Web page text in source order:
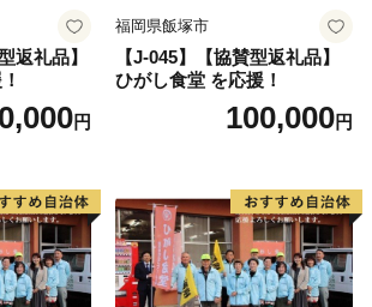
返礼品】
円
福岡県飯塚市
【J-045】【協賛型返礼品】
ひがし食堂 を応援！
100,000円